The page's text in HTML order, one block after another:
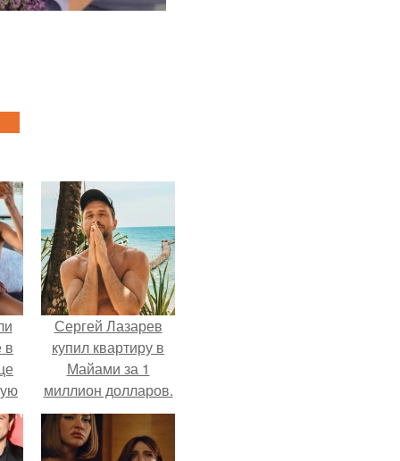
в
Сергей Лазарев
купил квартиру в
Майами за 1
миллион долларов.